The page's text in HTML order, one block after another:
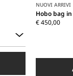
NUOVI ARRIVI
Hobo bag
€ 450,00